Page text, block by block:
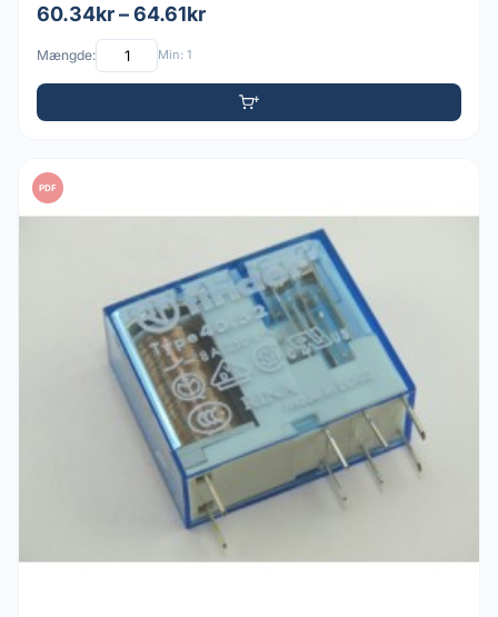
60.34kr – 64.61kr
Mængde: Min: 1
PDF